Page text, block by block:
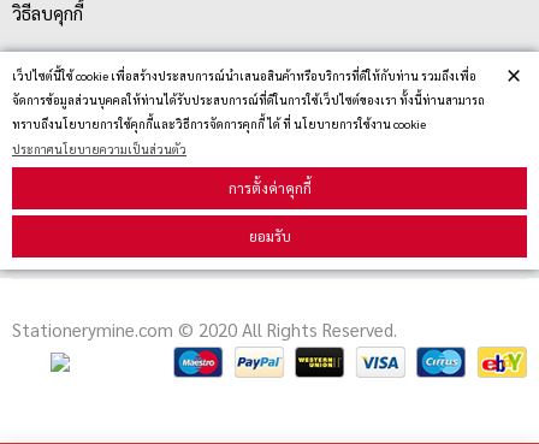
เว็ปไซต์นี้ใช้ cookie เพื่อสร้างประสบการณ์นำเสนอสินค้าหรือบริการที่ดีให้กับท่าน รวมถึงเพื่อ
จัดการข้อมูลส่วนบุคคลให้ท่านได้รับประสบการณ์ที่ดีในการใช้เว็ปไซต์ของเรา ทั้งนี้ท่านสามารถ
ทราบถึงนโยบายการใช้คุกกี้และวิธีการจัดการคุกกี้ ได้ ที่ นโยบายการใช้งาน cookie
ประกาศนโยบายความเป็นส่วนตัว
การตั้งค่าคุกกี้
ยอมรับ
×
วิธีลบคุกกี้
สมัครรับข่าวสาร
รับข่าวสาร
Stationerymine.com © 2020 All Rights Reserved.